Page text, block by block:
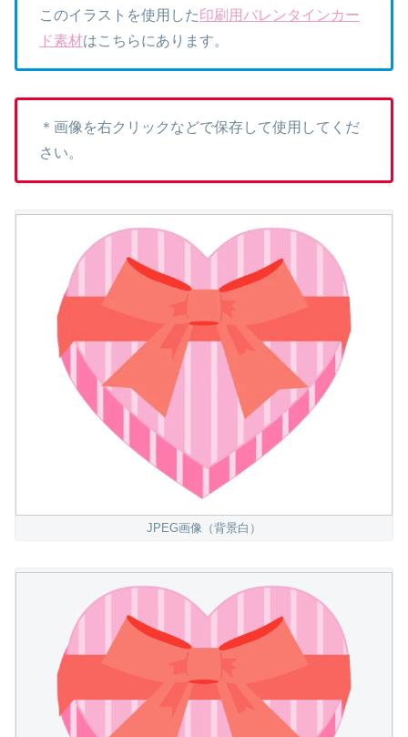
このイラストを使用した印刷用バレンタインカー
ド素材はこちらにあります。
＊画像を右クリックなどで保存して使用してくだ
さい。
JPEG画像（背景白）